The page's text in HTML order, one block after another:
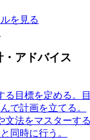
を見る
アドバイス
る目標を定める。
で計画を立てる。
文法をマスターす
同時に行う。